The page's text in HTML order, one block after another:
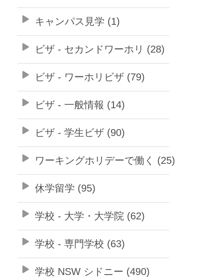
キャンパス見学 (1)
ビザ - セカンドワーホリ (28)
ビザ - ワーホリビザ (79)
ビザ - 一般情報 (14)
ビザ - 学生ビザ (90)
ワーキングホリデーで働く (25)
休学留学 (95)
学校 - 大学・大学院 (62)
学校 - 専門学校 (63)
学校 NSW シドニー (490)